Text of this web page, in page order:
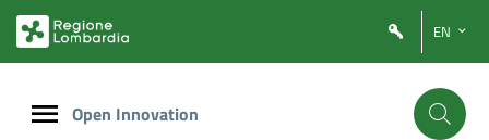
PRINCIPALE
EN
Open Innovation